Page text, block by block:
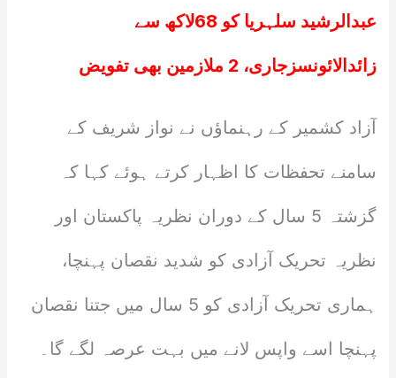
عبدالرشید سلہریا کو 68لاکھ سے
زائدالائونسزجاری، 2 ملازمین بھی تفویض
آزاد کشمیر کے رہنماؤں نے نواز شریف کے
سامنے تحفظات کا اظہار کرتے ہوئے کہا کہ
گزشتہ 5 سال کے دوران نظریہ پاکستان اور
نظریہ تحریک آزادی کو شدید نقصان پہنچا،
ہماری تحریک آزادی کو 5 سال میں جتنا نقصان
پہنچا اسے واپس لانے میں بہت عرصہ لگے گا۔